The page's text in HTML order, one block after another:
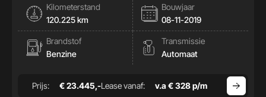
Kilometerstand
120.225 km
Bouwjaar
08-11-2019
Brandstof
Benzine
Transmissie
Automaat
Prijs: € 23.445,-Lease vanaf: v.a € 328 p/m